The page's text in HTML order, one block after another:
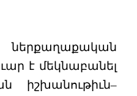
է մեկնաբանել
իշխանութիւն–